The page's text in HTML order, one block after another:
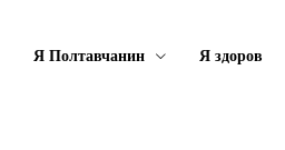
Я Полтавчанин Я здоров